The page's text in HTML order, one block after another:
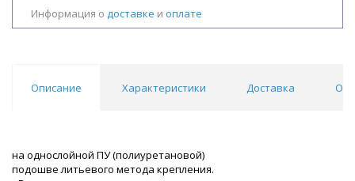
Информация о доставке и оплате
Описание Характеристики Доставка
на однослойной ПУ (полиуретановой)
подошве литьевого метода крепления.